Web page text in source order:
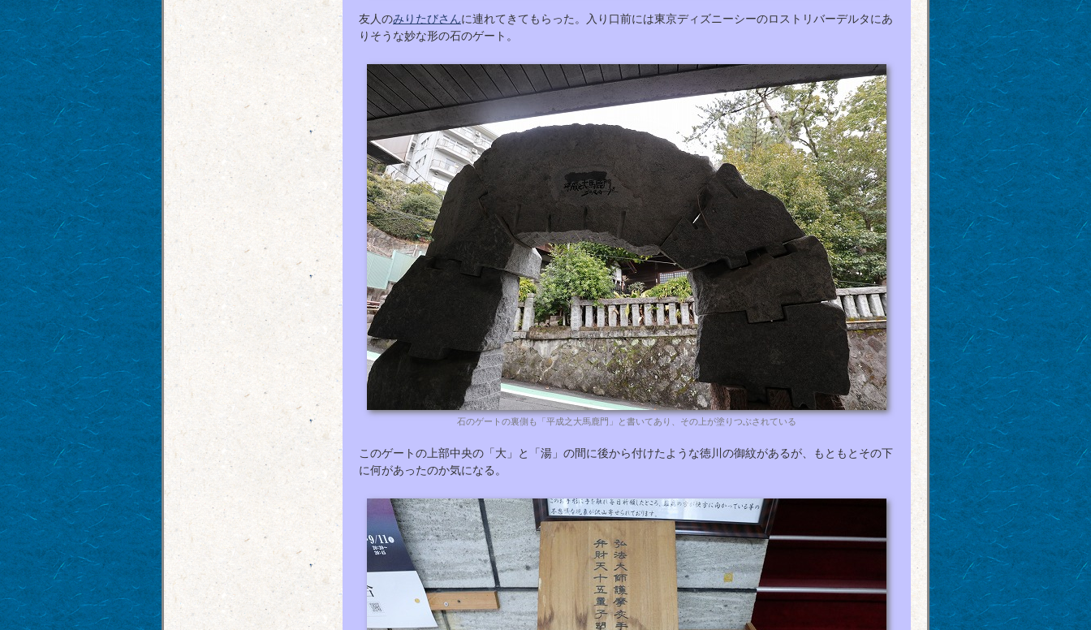
友人のみりたびさんに連れてきてもらった。入り口前には東京ディズニーシーのロストリバーデルタにあ
りそうな妙な形の石のゲート。
石のゲートの裏側も「平成之大馬鹿門」と書いてあり、その上が塗りつぶされている
このゲートの上部中央の「大」と「湯」の間に後から付けたような徳川の御紋があるが、もともとその下
に何があったのか気になる。